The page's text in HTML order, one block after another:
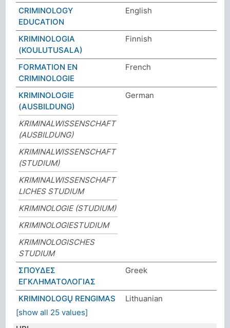
CRIMINOLOGY
EDUCATION
English
KRIMINOLOGIA
(KOULUTUSALA)
Finnish
FORMATION EN
CRIMINOLOGIE
French
KRIMINOLOGIE
(AUSBILDUNG)
German
KRIMINALWISSENSCHAFT
(AUSBILDUNG)
KRIMINALWISSENSCHAFT
(STUDIUM)
KRIMINALWISSENSCHAFT
LICHES STUDIUM
KRIMINOLOGIE (STUDIUM)
KRIMINOLOGIESTUDIUM
KRIMINOLOGISCHES
STUDIUM
ΣΠΟΥΔΕΣ
ΕΓΚΛΗΜΑΤΟΛΟΓΙΑΣ
Greek
KRIMINOLOGŲ RENGIMAS
Lithuanian
[show all 25 values]